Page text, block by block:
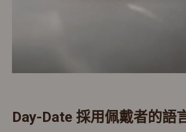
Day-Date 採用佩戴者的語